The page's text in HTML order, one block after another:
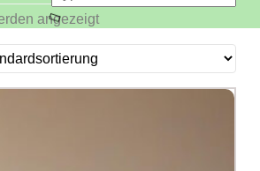
angezeigt